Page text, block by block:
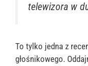
telewizora w
To tylko jedna z
głośnikowego.